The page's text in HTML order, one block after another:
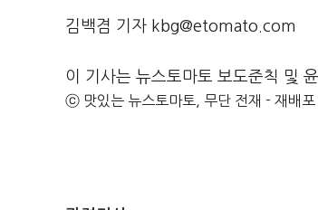
김백겸 기자 kbg@etomato.com
이 기사는 뉴스토마토 보도준칙 및
ⓒ 맛있는 뉴스토마토, 무단 전재 - 재배포